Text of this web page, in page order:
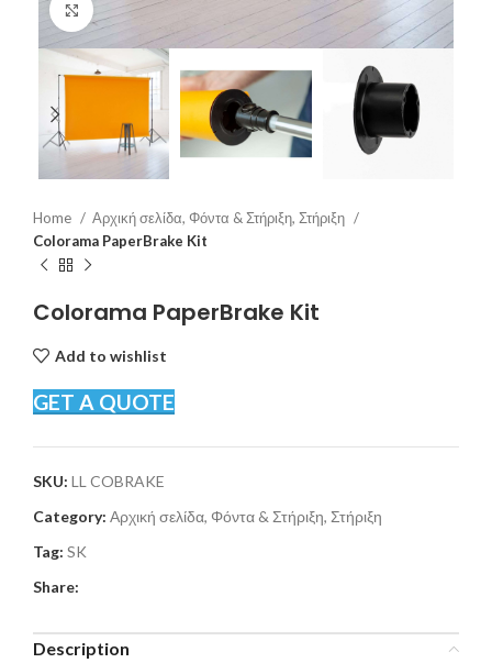
Click to enlarge
Home
Αρχική σελίδα, Φόντα & Στήριξη, Στήριξη
Colorama PaperBrake Kit
Colorama PaperBrake Kit
Add to wishlist
GET A QUOTE
SKU: LL COBRAKE
Category: Αρχική σελίδα, Φόντα & Στήριξη, Στήριξη
Tag: SK
Share:
Description